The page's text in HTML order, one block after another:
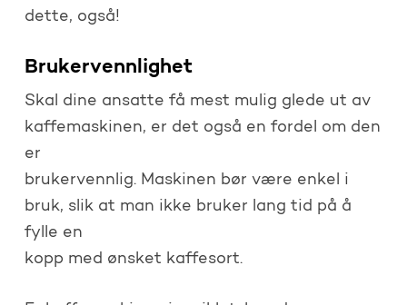
dette, også!
Brukervennlighet
Skal dine ansatte få mest mulig glede ut av
kaffemaskinen, er det også en fordel om den
er
brukervennlig. Maskinen bør være enkel i
bruk, slik at man ikke bruker lang tid på å
fylle en
kopp med ønsket kaffesort.